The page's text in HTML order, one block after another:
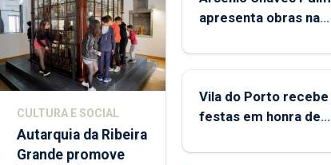
CULTURA E SOCIAL
Autarquia da Ribeira
Grande promove
apresenta obras na
Porto
Vila do Porto recebe
festas em honra de
Assunção